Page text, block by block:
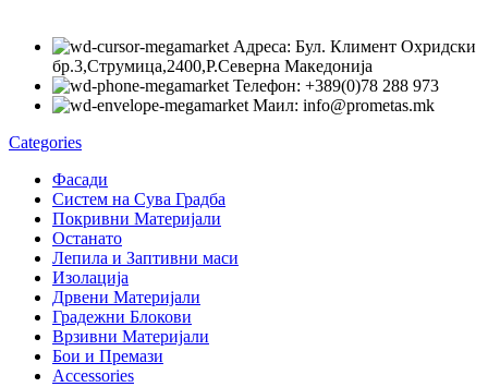
Адреса: Бул. Климент Охридски
бр.3,Струмица,2400,Р.Северна Македонија
Телефон: +389(0)78 288 973
Маил: info@prometas.mk
Categories
Фасади
Систем на Сува Градба
Покривни Материјали
Останато
Лепила и Заптивни маси
Изолација
Дрвени Материјали
Градежни Блокови
Врзивни Материјали
Бои и Премази
Accessories